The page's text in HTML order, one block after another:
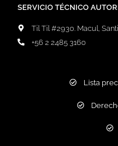
SERVICIO TÉCNICO
Til Til #2930. Macul,
+56 2 2485 3160
Lista